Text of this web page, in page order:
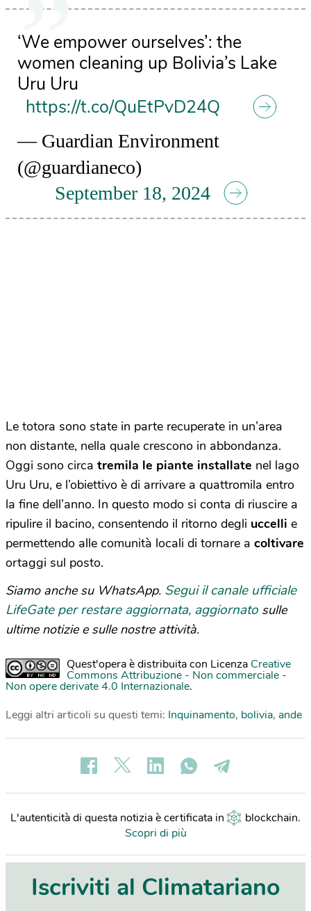
‘We empower ourselves’: the
women cleaning up Bolivia’s Lake
Uru Uru
https://t.co/QuEtPvD24Q
— Guardian Environment
(@guardianeco)
September 18, 2024
Le totora sono state in parte recuperate in un’area
non distante, nella quale crescono in abbondanza.
Oggi sono circa tremila le piante installate nel lago
Uru Uru, e l’obiettivo è di arrivare a quattromila entro
la fine dell’anno. In questo modo si conta di riuscire a
ripulire il bacino, consentendo il ritorno degli uccelli e
permettendo alle comunità locali di tornare a coltivare
ortaggi sul posto.
Siamo anche su WhatsApp. Segui il canale ufficiale
LifeGate per restare aggiornata, aggiornato sulle
ultime notizie e sulle nostre attività.
Quest'opera è distribuita con Licenza Creative
Commons Attribuzione - Non commerciale -
Non opere derivate 4.0 Internazionale.
Leggi altri articoli su questi temi: Inquinamento, bolivia, ande
L'autenticità di questa notizia è certificata in blockchain.
Scopri di più
Iscriviti al Climatariano